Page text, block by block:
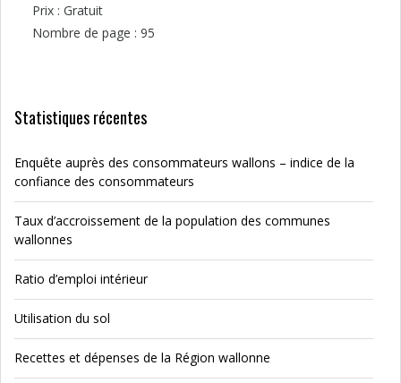
Prix : Gratuit
Nombre de page : 95
Statistiques récentes
Enquête auprès des consommateurs wallons – indice de la
confiance des consommateurs
Taux d’accroissement de la population des communes
wallonnes
Ratio d’emploi intérieur
Utilisation du sol
Recettes et dépenses de la Région wallonne